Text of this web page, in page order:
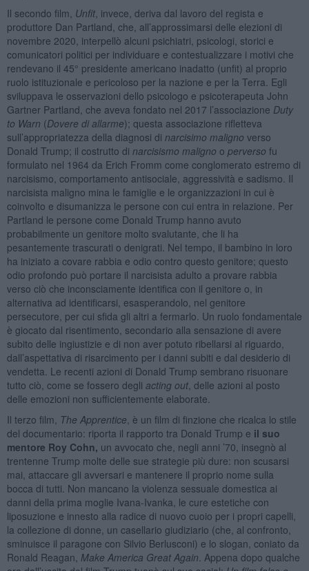
Il secondo film, Unfit, invece, deriva dal lavoro del regista e
produttore Dan Partland, che, all’approssimarsi delle elezioni di
novembre 2020, interpellò alcuni psichiatri, psicologi, storici e
comunicatori politici per individuare e contestualizzare i motivi che
rendevano il 45° presidente americano inadatto (unfit) al proprio
ruolo istituzionale e pericoloso per la nazione e per la Terra. Egli
sviluppava le osservazioni dello psicologo e psicoterapeuta John
Gartner Partland, che aveva fondato nel 2017 l’associazione Duty
to Warn (Dovere di allarme); questa associazione rifletteva
sull’appropriatezza della diagnosi di narcisimo maligno verso
Donald Trump; il costrutto di narcisismo maligno o perverso fu
formulato nel 1964 da Erich Fromm come conglomerato estremo di
narcisismo, comportamento antisociale, aggressività e sadismo. Il
narcisista maligno mina le famiglie e le organizzazioni in cui è
coinvolto e disumanizza le persone con cui entra in relazione. Per
Partland le persone come Donald Trump hanno avuto
probabilmente un genitore molto svalutante, che li ha
pesantemente trascurati o denigrati. Nel tempo, il bambino in loro
ha iniziato a covare rabbia e odio contro questo genitore; questo
odio profondo può portare il narcisista adulto a provare rabbia
verso ciò che inconsciamente identifica con il genitore o, in
alternativa ad identificarsi, esasperandolo, nel genitore
persecutore, per cui sfida gli altri a fermarlo. Un ruolo fondamentale
è giocato dal risentimento, secondario alla sensazione di avere
subito delle ingiustizie e di non aver potuto ribellarsi al riguardo,
dall’aspettativa di risarcimento per i danni subiti e dal desiderio di
vendetta. Le recenti azioni di Donald Trump sembrano risuonare
tutto ciò, come se fossero degli acting out, delle azioni al posto
delle emozioni non sufficientemente elaborate.
Il terzo film, The Apprentice , è un film di finzione che ricalca lo stile
del documentario: riporta il rapporto tra Donald Trump e il suo
mentore Roy Cohn, un avvocato che, negli anni ’70, insegnò al
trentenne Trump molte delle sue strategie più dure: non scusarsi
mai, attaccare gli avversari e mantenere il proprio nome sulla
bocca di tutti. Non mancano la violenza sessuale domestica ai
danni della prima moglie Ivana-Ivanka, le cure estetiche con
liposuzione e innesto alla radice di nuovo cuoio per i propri capelli,
la collezione di donne, un casellario giudiziario (che, al confronto,
sminuisce il paragone con Silvio Berlusconi) e lo slogan, coniato da
Ronald Reagan, Make America Great Again . Appena dopo qualche